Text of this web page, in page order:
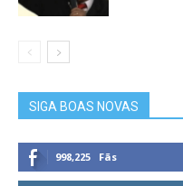
SIGA BOAS NOVAS
998,225 Fãs